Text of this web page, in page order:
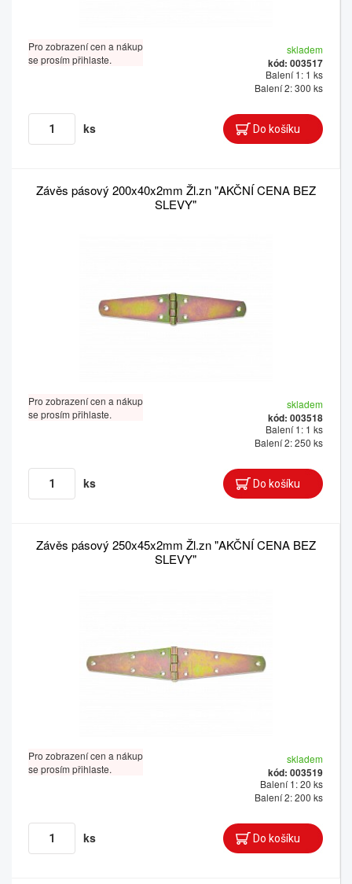
Pro zobrazení cen a nákup
se prosím přihlaste.
skladem
kód: 003517
Balení 1: 1 ks
Balení 2: 300 ks
ks
Závěs pásový 200x40x2mm Žl.zn "AKČNÍ CENA BEZ
SLEVY"
Pro zobrazení cen a nákup
se prosím přihlaste.
skladem
kód: 003518
Balení 1: 1 ks
Balení 2: 250 ks
ks
Závěs pásový 250x45x2mm Žl.zn "AKČNÍ CENA BEZ
SLEVY"
Pro zobrazení cen a nákup
se prosím přihlaste.
skladem
kód: 003519
Balení 1: 20 ks
Balení 2: 200 ks
ks